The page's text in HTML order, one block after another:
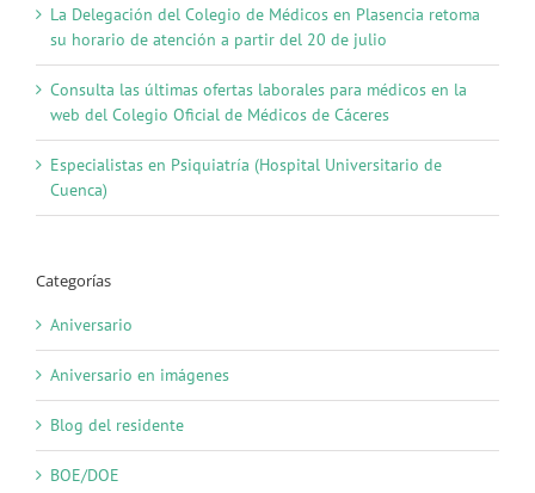
La Delegación del Colegio de Médicos en Plasencia retoma
su horario de atención a partir del 20 de julio
Consulta las últimas ofertas laborales para médicos en la
web del Colegio Oficial de Médicos de Cáceres
Especialistas en Psiquiatría (Hospital Universitario de
Cuenca)
Categorías
Aniversario
Aniversario en imágenes
Blog del residente
BOE/DOE